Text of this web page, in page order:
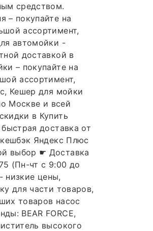
средством.
– покупайте на
ассортимент,
автомойки -
доставкой в
– покупайте на
ассортимент,
Кешер для мойки
Москве и всей
в Купить
доставка от
Яндекс Плюс
выбор ☛ Доставка
(Пн-чт с 9:00 до
низкие цены,
для части товаров,
товаров насос
BEAR FORCE,
высокого